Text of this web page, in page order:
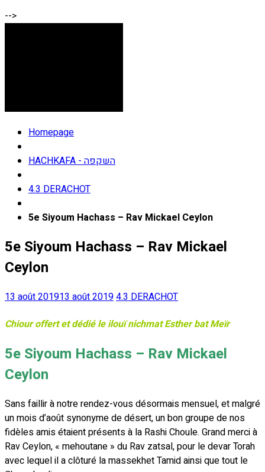
-->
Homepage
HACHKAFA - השקפה
4.3 DERACHOT
5e Siyoum Hachass – Rav Mickael Ceylon
5e Siyoum Hachass – Rav Mickael
Ceylon
13 août 201913 août 20194.3 DERACHOT
Chiour offert et dédié le ilouï nichmat Esther bat Meïr
5e Siyoum Hachass – Rav Mickael
Ceylon
Sans faillir à notre rendez-vous désormais mensuel, et malgré
un mois d’août synonyme de désert, un bon groupe de nos
fidèles amis étaient présents à la Rashi Choule. Grand merci à
Rav Ceylon, « mehoutane » du Rav zatsal, pour le devar Torah
avec lequel il a clôturé la massekhet Tamid ainsi que tout le